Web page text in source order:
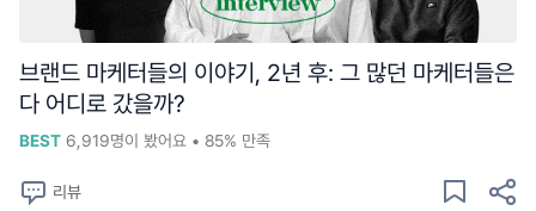
브랜드 마케터들의 이야기, 2년 후: 그 많던 마케터들은
다 어디로 갔을까?
BEST 6,919명이 봤어요 • 85% 만족
리뷰